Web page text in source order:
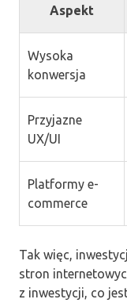
Aspekt
Wysoka
konwersja
Przyjazne
UX/UI
Platformy e-
commerce
Tak więc,
stron
z inwestycji, co